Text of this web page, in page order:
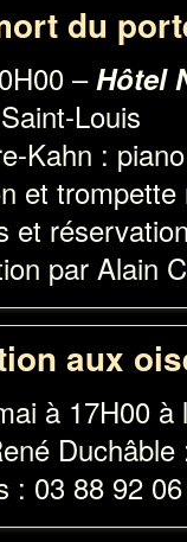
du
–Hôtel
Louis
Kahn :
et trompette
et
par Alain
aux
à 17H00 à
Duchâble
: 03 88 92